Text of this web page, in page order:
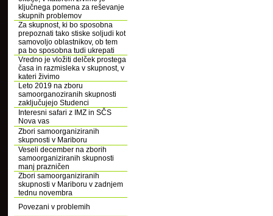
ključnega pomena za reševanje
skupnih problemov
Za skupnost, ki bo sposobna
prepoznati tako stiske soljudi kot
samovoljo oblastnikov, ob tem
pa bo sposobna tudi ukrepati
Vredno je vložiti delček prostega
časa in razmisleka v skupnost, v
kateri živimo
Leto 2019 na zboru
samoorganoziranih skupnosti
zaključujejo Studenci
Interesni safari z IMZ in SČS
Nova vas
Zbori samoorganiziranih
skupnosti v Mariboru
Veseli december na zborih
samoorganiziranih skupnosti
manj prazničen
Zbori samoorganiziranih
skupnosti v Mariboru v zadnjem
tednu novembra
Povezani v problemih